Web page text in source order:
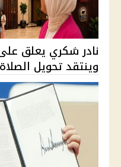
نادر شكري يعلق
وينتقد تحويل